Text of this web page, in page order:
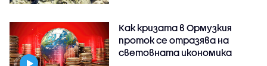
Как кризата в Ормузкия
проток се отразява на
световната икономика